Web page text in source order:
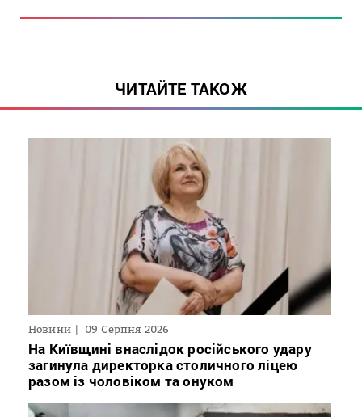
ЧИТАЙТЕ ТАКОЖ
Новини 09 Серпня 2026
На Київщині внаслідок російського удару
загинула директорка столичного ліцею
разом із чоловіком та онуком